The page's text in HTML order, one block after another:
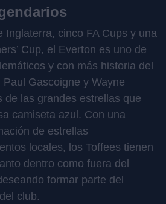
Inglaterra, cinco FA Cups y una
Cup, el Everton es uno de
y con más historia del
Gascoigne y Wayne
de las grandes estrellas que
camiseta azul. Con una
de estrellas
locales, los Toffees tienen
dentro como fuera del
formar parte del
club.